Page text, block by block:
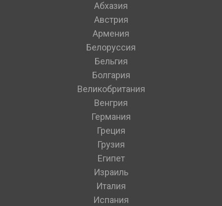
Абхазия
Австрия
Армения
Белоруссия
Бельгия
Болгария
Великобритания
Венгрия
Германия
Греция
Грузия
Египет
Израиль
Италия
Испания